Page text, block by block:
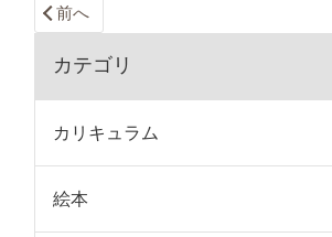
前へ
カテゴリ
カリキュラム
絵本